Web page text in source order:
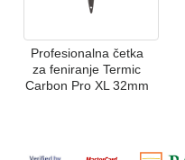
Profesionalna četka
za feniranje Termic
Carbon Pro XL 32mm